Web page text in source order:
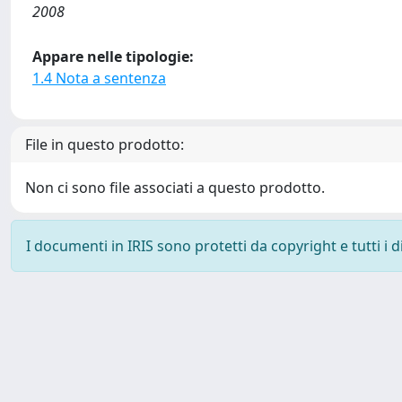
2008
Appare nelle tipologie:
1.4 Nota a sentenza
File in questo prodotto:
Non ci sono file associati a questo prodotto.
I documenti in IRIS sono protetti da copyright e tutti i